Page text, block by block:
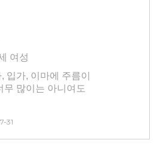
은 피해주세요)
획
꿈치에 각질채취
48시간 지속력 시험
시간 동안 해당 부위 세정
지
인공눈물 & 안약 사용
여성
입가, 이마에 주름이
무 많이는 아니여도
술 및 시험 참여 경험이
31